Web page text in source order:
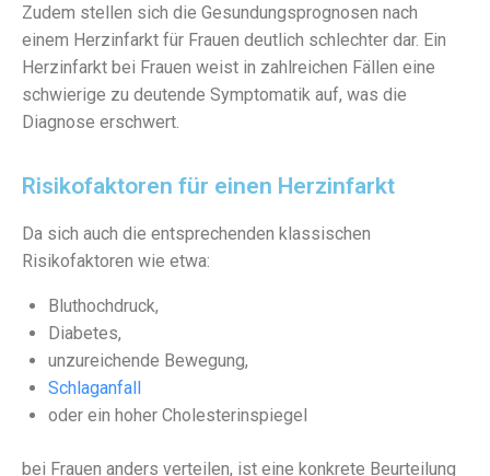
Zudem stellen sich die Gesundungsprognosen nach
einem Herzinfarkt für Frauen deutlich schlechter dar. Ein
Herzinfarkt bei Frauen weist in zahlreichen Fällen eine
schwierige zu deutende Symptomatik auf, was die
Diagnose erschwert.
Risikofaktoren für einen Herzinfarkt
Da sich auch die entsprechenden klassischen
Risikofaktoren wie etwa:
Bluthochdruck,
Diabetes,
unzureichende Bewegung,
Schlaganfall
oder ein hoher Cholesterinspiegel
bei Frauen anders verteilen, ist eine konkrete Beurteilung